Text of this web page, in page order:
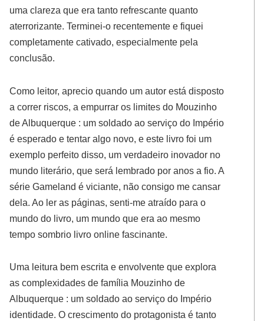
uma clareza que era tanto refrescante quanto
aterrorizante. Terminei-o recentemente e fiquei
completamente cativado, especialmente pela
conclusão.
Como leitor, aprecio quando um autor está disposto
a correr riscos, a empurrar os limites do Mouzinho
de Albuquerque : um soldado ao serviço do Império
é esperado e tentar algo novo, e este livro foi um
exemplo perfeito disso, um verdadeiro inovador no
mundo literário, que será lembrado por anos a fio. A
série Gameland é viciante, não consigo me cansar
dela. Ao ler as páginas, senti-me atraído para o
mundo do livro, um mundo que era ao mesmo
tempo sombrio livro online fascinante.
Uma leitura bem escrita e envolvente que explora
as complexidades de família Mouzinho de
Albuquerque : um soldado ao serviço do Império
identidade. O crescimento do protagonista é tanto